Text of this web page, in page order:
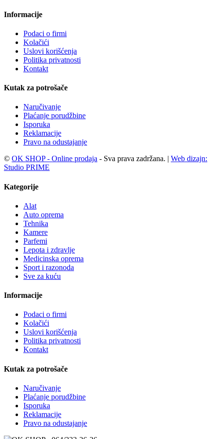
Informacije
Podaci o firmi
Kolačići
Uslovi korišćenja
Politika privatnosti
Kontakt
Kutak za potrošače
Naručivanje
Plaćanje porudžbine
Isporuka
Reklamacije
Pravo na odustajanje
© OK SHOP - Online prodaja - Sva prava zadržana. | Web dizajn:
Studio PRIME
Kategorije
Alat
Auto oprema
Tehnika
Kamere
Parfemi
Lepota i zdravlje
Medicinska oprema
Sport i razonoda
Sve za kuću
Informacije
Podaci o firmi
Kolačići
Uslovi korišćenja
Politika privatnosti
Kontakt
Kutak za potrošače
Naručivanje
Plaćanje porudžbine
Isporuka
Reklamacije
Pravo na odustajanje